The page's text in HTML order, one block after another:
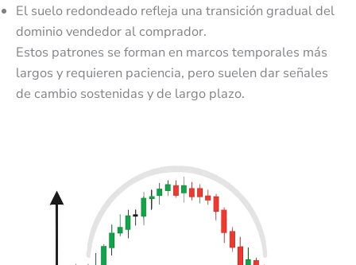
El suelo redondeado refleja una transición gradual del
dominio vendedor al comprador.
Estos patrones se forman en marcos temporales más
largos y requieren paciencia, pero suelen dar señales
de cambio sostenidas y de largo plazo.